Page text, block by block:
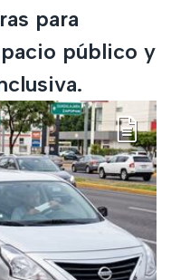
para
público y